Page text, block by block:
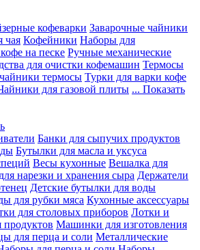
кофеварки Заварочные чайники
чая Кофейники Наборы для
на песке Ручные механические
для очистки кофемашин Термосы
термосы Турки для варки кофе
для газовой плиты ... Показать
Банки для сыпучих продуктов
Бутылки для масла и уксуса
Весы кухонные Вешалка для
нарезки и хранения сыра Держатели
Детские бутылки для воды
для рубки мяса Кухонные аксессуары
для столовых приборов Лотки и
продуктов Машинки для изготовления
для перца и соли Металлические